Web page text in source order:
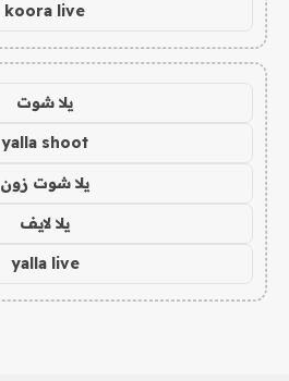
koora live
يلا شوت
yalla shoot
يلا شوت زون
يلا لايف
yalla live